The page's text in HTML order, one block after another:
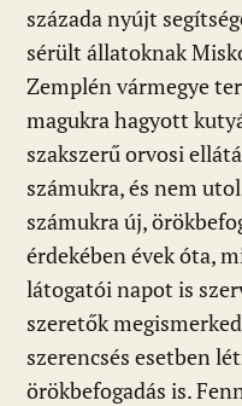
százada nyújt
sérült állatoknak
Zemplén vármegye
magukra hagyott
szakszerű orvosi
számukra, és nem
számukra új,
érdekében évek óta,
látogatói napot is
szeretők
szerencsés esetben
örökbefogadás is.